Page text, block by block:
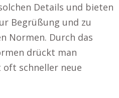
Details und bieten
Begrüßung und zu
Normen. Durch das
drückt man
oft schneller neue